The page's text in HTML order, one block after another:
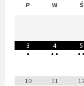
P W Ś
3
•
4
• •
5
• •
10 11